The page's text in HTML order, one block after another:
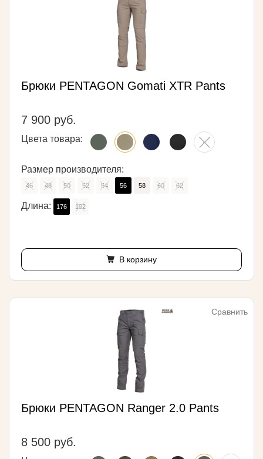
Брюки PENTAGON Gomati XTR Pants
7 900 руб.
Цвета товара:
Размер производителя:
46 48 50 52 54 56 58 60 62
Длина: 176 182
В корзину
Сравнить
Брюки PENTAGON Ranger 2.0 Pants
8 500 руб.